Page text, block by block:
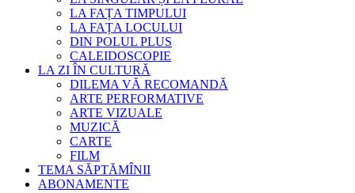
LA FAȚA TIMPULUI
LA FAȚA LOCULUI
DIN POLUL PLUS
CALEIDOSCOPIE
LA ZI ÎN CULTURĂ
DILEMA VĂ RECOMANDĂ
ARTE PERFORMATIVE
ARTE VIZUALE
MUZICĂ
CARTE
FILM
TEMA SĂPTĂMÎNII
ABONAMENTE